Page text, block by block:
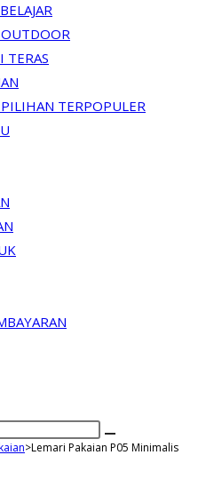
TERAS
TERPOPULER
>Lemari Pakaian P05 Minimalis